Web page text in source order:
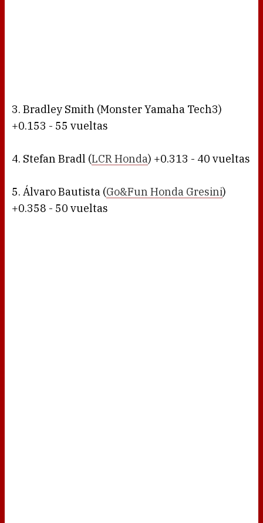
3. Bradley Smith (Monster Yamaha Tech3)
+0.153 - 55 vueltas
4. Stefan Bradl (LCR Honda) +0.313 - 40 vueltas
5. Álvaro Bautista (Go&Fun Honda Gresini)
+0.358 - 50 vueltas